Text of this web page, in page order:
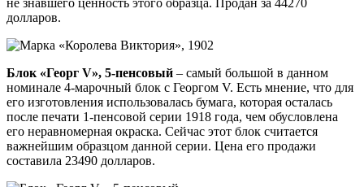
не знавшего ценность этого образца. Продан за 44270
долларов.
Блок «Георг V», 5-пенсовый – самый большой в данном
номинале 4-марочный блок с Георгом V. Есть мнение, что для
его изготовления использовалась бумага, которая осталась
после печати 1-пенсовой серии 1918 года, чем обусловлена
его неравномерная окраска. Сейчас этот блок считается
важнейшим образцом данной серии. Цена его продажи
составила 23490 долларов.